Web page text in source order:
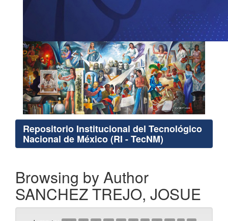
Repositorio Institucional del Tecnológico
Nacional de México (RI - TecNM)
Browsing by Author
SANCHEZ TREJO, JOSUE